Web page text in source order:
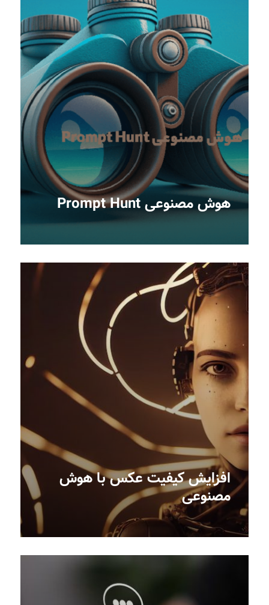
هوش مصنوعی Prompt Hunt
افزایش کیفیت عکس با هوش
مصنوعی